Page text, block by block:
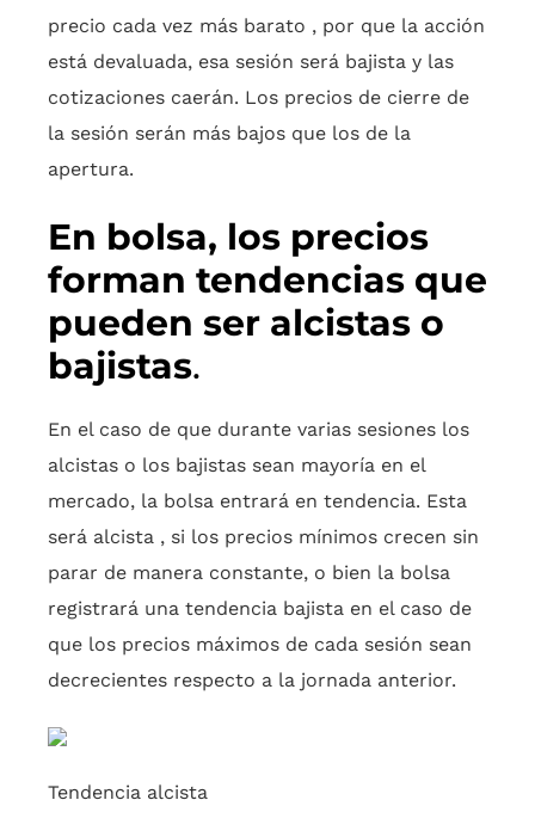
precio cada vez más barato , por que la acción
está devaluada, esa sesión será bajista y las
cotizaciones caerán. Los precios de cierre de
la sesión serán más bajos que los de la
apertura.
En bolsa, los precios
forman tendencias que
pueden ser alcistas o
bajistas.
En el caso de que durante varias sesiones los
alcistas o los bajistas sean mayoría en el
mercado, la bolsa entrará en tendencia. Esta
será alcista , si los precios mínimos crecen sin
parar de manera constante, o bien la bolsa
registrará una tendencia bajista en el caso de
que los precios máximos de cada sesión sean
decrecientes respecto a la jornada anterior.
Tendencia alcista